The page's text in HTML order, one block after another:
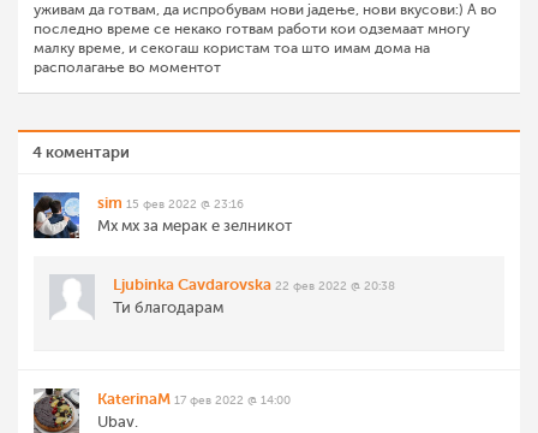
уживам да готвам, да испробувам нови јадење, нови вкусови:) А во
последно време се некако готвам работи кои одземаат многу
малку време, и секогаш користам тоа што имам дома на
располагање во моментот
4 коментари
sim 15 фев 2022 @ 23:16
Мх мх за мерак е зелникот
Ljubinka Cavdarovska 22 фев 2022 @ 20:38
Ти благодарам
KaterinaM 17 фев 2022 @ 14:00
Ubav.